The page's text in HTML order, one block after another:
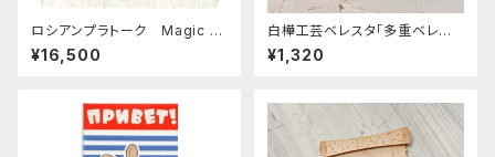
ロシアンプラトーク Magic of
Love 146*146
¥16,500
白樺工芸ベレスタ「多重ベレス
¥1,320